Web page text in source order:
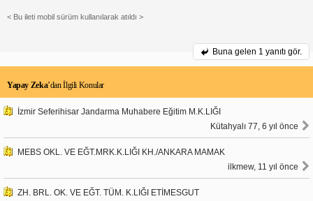
< Bu ileti mobil sürüm kullanılarak atıldı >
Buna gelen 1 yanıtı gör.
Yapay Zeka’dan İlgili Konular
İzmir Seferihisar Jandarma Muhabere Eğitim M.K.LIĞI
Kütahyalı 77, 6 yıl önce
MEBS OKL. VE EĞT.MRK.K.LIĞI KH./ANKARA MAMAK
ilkmew, 11 yıl önce
ZH. BRL. OK. VE EĞT. TÜM. K.LIĞI ETİMESGUT